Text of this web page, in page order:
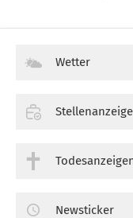
Wetter
Newsticker